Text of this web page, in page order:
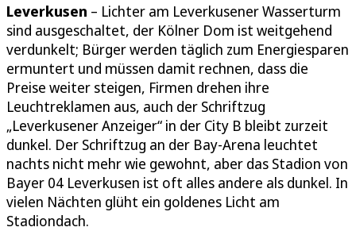
Leverkusen – Lichter am Leverkusener Wasserturm
sind ausgeschaltet, der Kölner Dom ist weitgehend
verdunkelt; Bürger werden täglich zum Energiesparen
ermuntert und müssen damit rechnen, dass die
Preise weiter steigen, Firmen drehen ihre
Leuchtreklamen aus, auch der Schriftzug
„Leverkusener Anzeiger“ in der City B bleibt zurzeit
dunkel. Der Schriftzug an der Bay-Arena leuchtet
nachts nicht mehr wie gewohnt, aber das Stadion von
Bayer 04 Leverkusen ist oft alles andere als dunkel. In
vielen Nächten glüht ein goldenes Licht am
Stadiondach.